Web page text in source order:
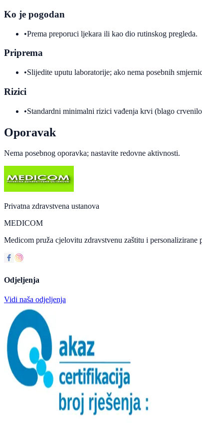
Ko je pogodan
•Prema preporuci ljekara ili kao dio rutinskog pregleda.
Priprema
•Slijedite uputu laboratorije; ako nema posebnih
Rizici
•Standardni minimalni rizici vađenja krvi (blago
Oporavak
Nema posebnog oporavka; nastavite redovne aktivnosti.
Privatna zdravstvena ustanova
MEDICOM
Medicom pruža cjelovitu zdravstvenu zaštitu i
Odjeljenja
Vidi naša odjeljenja